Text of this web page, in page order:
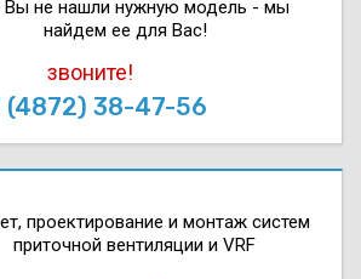
Вы не нашли нужную модель - мы
найдем ее для Вас!
звоните!
(4872) 38-47-56
проектирова­ние и монтаж систем
приточной вентиляции и VRF